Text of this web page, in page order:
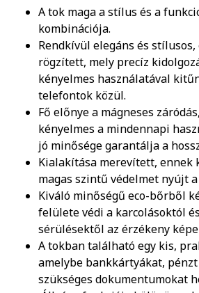
A tok maga a stílus és a
kombinációja.
Rendkívül elegáns és
rögzített, mely precíz
kényelmes használatával
telefontok közül.
Fő előnye a mágneses
kényelmes a mindennapi
jó minősége garantálja a
Kialakítása merevített, ennek
magas szintű védelmet nyújt
Kiváló minőségű eco-bőrből
felülete védi a karcolásoktól
sérülésektől az érzékeny
A tokban található egy kis,
amelybe bankkártyákat, pénzt
szükséges dokumentumokat